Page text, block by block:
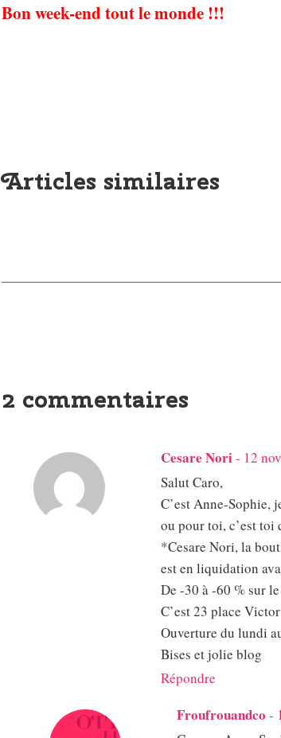
Bon week-end tout le monde !!!
Articles similaires
2 commentaires
Cesare Nori- 12
Salut Caro,
C’est Anne-Sophie,
ou pour toi, c’est toi
*Cesare Nori, la
est en liquidation
De -30 à -60 % sur
C’est 23 place
Ouverture du lundi
Bises et jolie blog
Répondre
Froufrouandco -